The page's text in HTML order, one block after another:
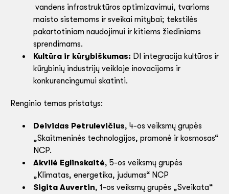
vandens infrastruktūros optimizavimui, tvarioms
maisto sistemoms ir sveikai mitybai; tekstilės
pakartotiniam naudojimui ir kitiems žiediniams
sprendimams.
Kultūra ir kūrybiškumas: DI integracija kultūros ir
kūrybinių industrijų veikloje inovacijoms ir
konkurencingumui skatinti.
Renginio temas pristatys:
Deividas Petrulevičius, 4-os veiksmų grupės
„Skaitmeninės technologijos, pramonė ir kosmosas“
NCP.
Akvilė Eglinskaitė, 5-os veiksmų grupės
„Klimatas, energetika, judumas“ NCP
Sigita Auvertin, 1-os veiksmų grupės „Sveikata“